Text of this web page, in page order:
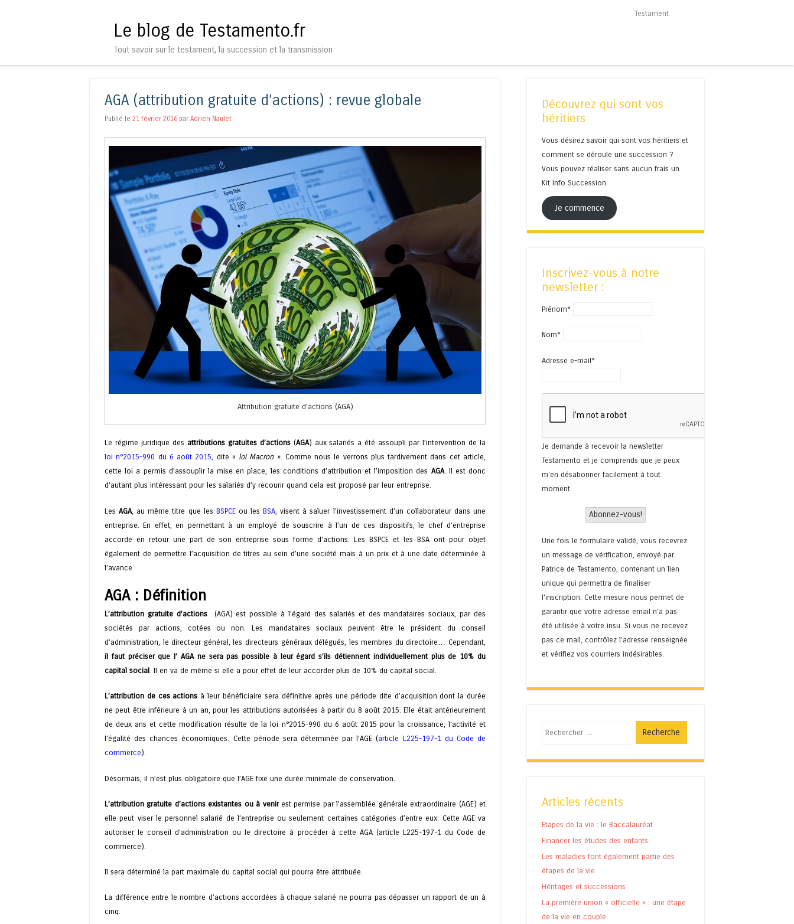
Le blog de Testamento.fr
Tout savoir sur le testament, la succession et la transmission
Testament
AGA (attribution gratuite d’actions) : revue globale
Publié le 21 février 2016 par Adrien Naulet
Attribution gratuite d’actions (AGA)
Le régime juridique des attributions gratuites d’actions(AGA) aux salariés a été assoupli par l’intervention de la
loi n°2015-990 du 6 août 2015, dite « loi Macron». Comme nous le verrons plus tardivement dans cet article,
cette loi a permis d’assouplir la mise en place, les conditions d’attribution et l’imposition des AGA. Il est donc
d’autant plus intéressant pour les salariés d’y recourir quand cela est proposé par leur entreprise.
LesAGA, au même titre que les BSPCEou lesBSA , visent à saluer l’investissement d’un collaborateur dans une
entreprise. En effet, en permettant à un employé de souscrire à l’un de ces dispositifs, le chef d’entreprise
accorde en retour une part de son entreprise sous forme d’actions. Les BSPCE et les BSA ont pour objet
également de permettre l’acquisition de titres au sein d’une société mais à un prix et à une date déterminée à
l’avance.
AGA : Définition
L’attribution gratuite d’actions(AGA) est possible à l’égard des salariés et des mandataires sociaux, par des
sociétés par actions, cotées ou non. Les mandataires sociaux peuvent être le président du conseil
d’administration, le directeur général, les directeurs généraux délégués, les membres du directoire… Cependant,
il faut préciser que l’ AGA ne sera pas possible à leur égard s’ils détiennent individuellement plus de 10% du
capital social. Il en va de même si elle a pour effet de leur accorder plus de 10% du capital social.
L’attribution de ces actions à leur bénéficiaire sera définitive après une période dite d’acquisition dont la durée
ne peut être inférieure à un an, pour les attributions autorisées à partir du 8 août 2015. Elle était antérieurement
de deux ans et cette modification résulte de la loi n°2015-990 du 6 août 2015 pour la croissance, l’activité et
l’égalité des chances économiques. Cette période sera déterminée par l’AGE (article L225-197-1 du Code de
commerce).
Désormais, il n’est plus obligatoire que l’AGE fixe une durée minimale de conservation.
L’attribution gratuite d’actions existantes ou à venirest permise par l’assemblée générale extraordinaire (AGE) et
elle peut viser le personnel salarié de l’entreprise ou seulement certaines catégories d’entre eux. Cette AGE va
autoriser le conseil d’administration ou le directoire à procéder à cette AGA (article L225-197-1 du Code de
commerce).
Il sera déterminé la part maximale du capital social qui pourra être attribuée.
La différence entre le nombre d’actions accordées à chaque salarié ne pourra pas dépasser un rapport de un à
cinq.
Découvrez qui sont vos
héritiers
Vous désirez savoir qui sont vos héritiers et
comment se déroule une succession ?
Vous pouvez réaliser sans aucun frais un
Kit Info Succession.
Je commence
Inscrivez-vous à notre
newsletter :
Prénom*
Nom*
Adresse e-mail*
Je demande à recevoir la newsletter
Testamento et je comprends que je peux
m'en désabonner facilement à tout
moment.
Une fois le formulaire validé, vous recevrez
un message de vérification, envoyé par
Patrice de Testamento, contenant un lien
unique qui permettra de finaliser
l'inscription. Cette mesure nous permet de
garantir que votre adresse email n’a pas
été utilisée à votre insu. Si vous ne recevez
pas ce mail, contrôlez l’adresse renseignée
et vérifiez vos courriers indésirables.
Articles récents
Etapes de la vie : le Baccalauréat
Financer les études des enfants
Les maladies font également partie des
étapes de la vie
Héritages et successions
La première union « officielle » : une étape
de la vie en couple